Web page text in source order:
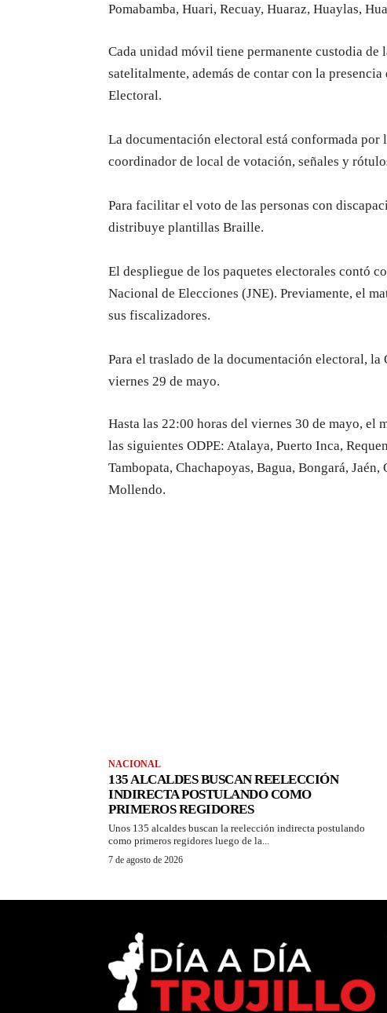
Pomabamba, Huari, Recuay, Huaraz, Huaylas,
Cada unidad móvil tiene permanente custodia
satelitalmente, además de contar con la
Electoral.
La documentación electoral está conformada por
coordinador de local de votación, señales y
Para facilitar el voto de las personas con
distribuye plantillas Braille.
El despliegue de los paquetes electorales contó
Nacional de Elecciones (JNE). Previamente, el
sus fiscalizadores.
Para el traslado de la documentación electoral,
viernes 29 de mayo.
Hasta las 22:00 horas del viernes 30 de mayo, el
las siguientes ODPE: Atalaya, Puerto Inca,
Tambopata, Chachapoyas, Bagua, Bongará,
Mollendo.
NACIONAL
135 ALCALDES BUSCAN REELECCIÓN
INDIRECTA POSTULANDO COMO
PRIMEROS REGIDORES
Unos 135 alcaldes buscan la reelección indirecta postulando
como primeros regidores luego de la...
7 de agosto de 2026